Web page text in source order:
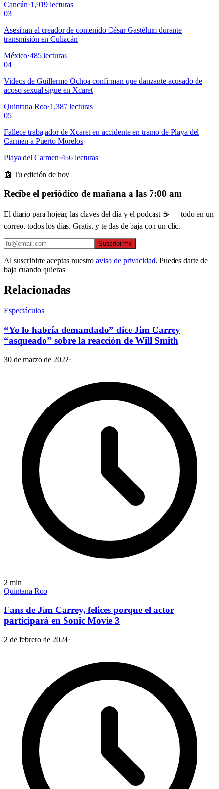
Cancún·1,919 lecturas
03
Asesinan al creador de contenido César Gastélum durante
transmisión en Culiacán
México·485 lecturas
04
Videos de Guillermo Ochoa confirman que danzante acusado de
acoso sexual sigue en Xcaret
Quintana Roo·1,387 lecturas
05
Fallece trabajador de Xcaret en accidente en tramo de Playa del
Carmen a Puerto Morelos
Playa del Carmen·466 lecturas
📰 Tu edición de hoy
Recibe el periódico de mañana a las 7:00 am
El diario para hojear, las claves del día y el podcast ☕ — todo en un
correo, todos los días. Gratis, y te das de baja con un clic.
Suscribirme
Al suscribirte aceptas nuestro aviso de privacidad. Puedes darte de
baja cuando quieras.
Relacionadas
Espectáculos
“Yo lo habría demandado” dice Jim Carrey
“asqueado” sobre la reacción de Will Smith
30 de marzo de 2022·
2 min
Quintana Roo
Fans de Jim Carrey, felices porque el actor
participará en Sonic Movie 3
2 de febrero de 2024·